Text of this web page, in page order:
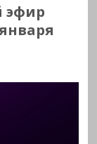
эфир